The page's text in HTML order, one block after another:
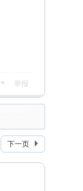
举报
下一页